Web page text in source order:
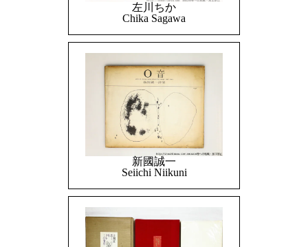
左川ちか
Chika Sagawa
新國誠一
Seiichi Niikuni